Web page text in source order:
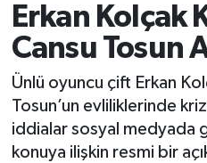
Erkan Kolçak
Cansu Tosun
Ünlü oyuncu çift Erkan
Tosun’un evliliklerinde
iddialar sosyal medyada
konuya ilişkin resmi bir